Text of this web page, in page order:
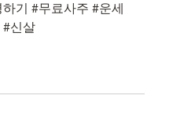
기 #무료사주 #운세
#신살